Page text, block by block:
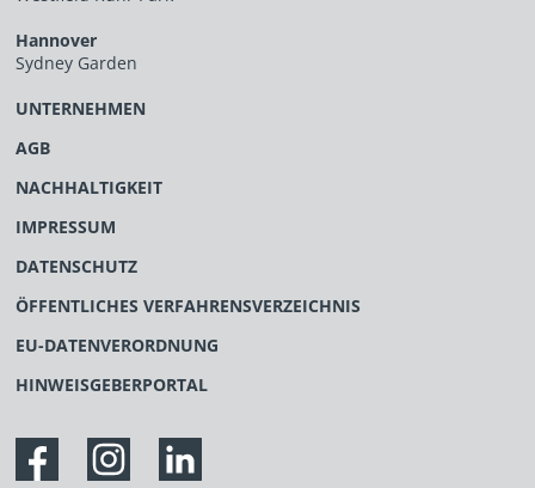
Hannover
Sydney Garden
UNTERNEHMEN
AGB
NACHHALTIGKEIT
IMPRESSUM
DATENSCHUTZ
ÖFFENTLICHES VERFAHRENSVERZEICHNIS
EU-DATENVERORDNUNG
HINWEISGEBERPORTAL